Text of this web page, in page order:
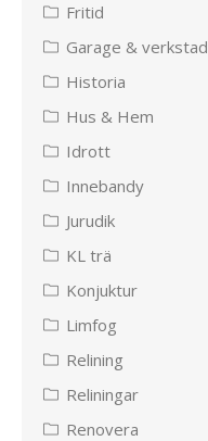
Fritid
Garage & verkstad
Historia
Hus & Hem
Idrott
Innebandy
Jurudik
KL trä
Konjuktur
Limfog
Relining
Reliningar
Renovera